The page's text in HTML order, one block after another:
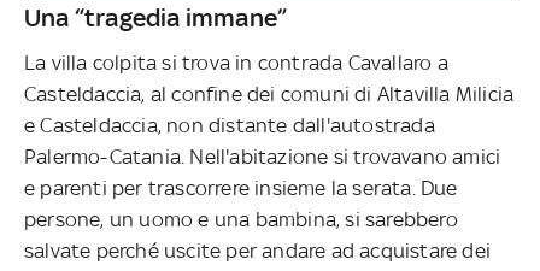
Una “tragedia immane”
La villa colpita si trova in contrada Cavallaro a
Casteldaccia, al confine dei comuni di Altavilla Milicia
e Casteldaccia, non distante dall'autostrada
Palermo-Catania. Nell'abitazione si trovavano amici
e parenti per trascorrere insieme la serata. Due
persone, un uomo e una bambina, si sarebbero
salvate perché uscite per andare ad acquistare dei